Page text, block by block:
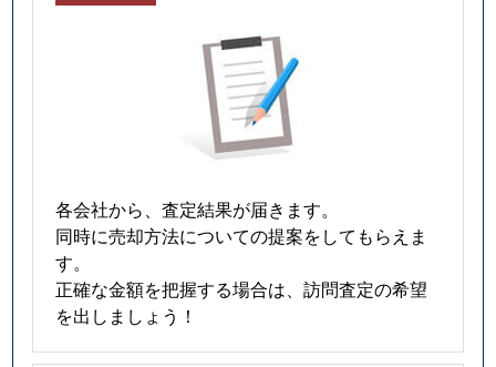
各会社から、査定結果が届きます。
同時に売却方法についての提案をしてもらえま
す。
正確な金額を把握する場合は、訪問査定の希望
を出しましょう！